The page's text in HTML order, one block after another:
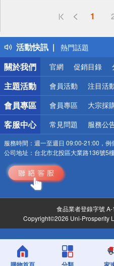
1
活動快訊
偏遠地區配送
得獎公告
熱門話題
銀行優惠
偏遠地區配送
詐騙網頁！請小
關於我們
官網 促銷目錄
主題活動 會員活動 注目活
會員專區 會員專區 大宗採
客服中心 常見問題 服務公
服務時間： 週一至週日 09:00-21:00，例
公司地址： 台北市北投區大業路136號5
食品業者登錄字號
Copyright©2026 Uni-Prosperity